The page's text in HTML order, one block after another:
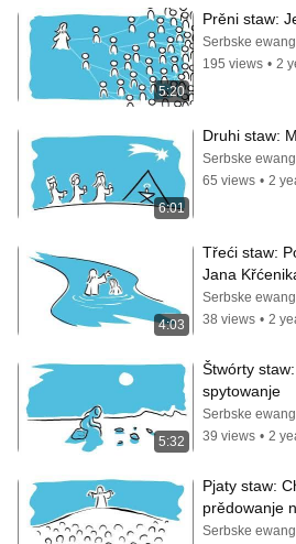
5:20
Prěni staw:
Serbske
195 views • 2
6:01
Druhi staw:
Serbske
65 views • 2
4:03
Třeći staw:
Jana
Serbske
38 views • 2
5:32
Štwórty
spytowanje
Serbske
39 views • 2
Pjaty staw:
prědowanje
křesćanow ...
Serbske